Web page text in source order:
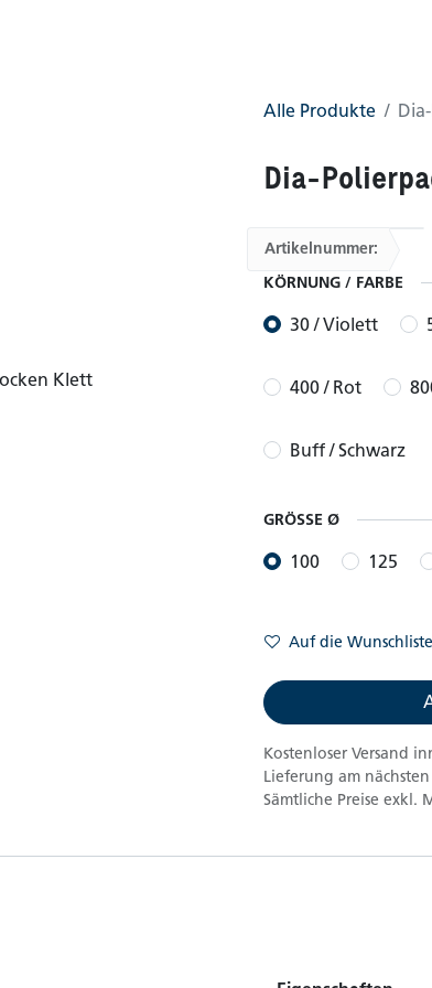
Alle Produkte
Dia-
Artikelnummer:
KÖRNUNG / FARBE
30 / Violett
400 / Rot
Buff / Schwarz
GRÖSSE Ø
100 125
Auf die Wunschliste
Kostenloser Versand
Lieferung am
Sämtliche Preise exkl.